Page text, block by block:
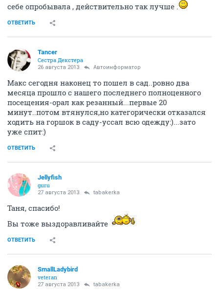
себе опробывала , действительно так лучше .
ОТВЕТИТЬ
Tancer
Сестра Декстера
26 августа 2013 Автоинформатор
Макс сегодня наконец то пошел в сад..ровно два
месяца прошло с нашего последнего полноценного
посещения-орал как резанный...первые 20
минут..потом втянулся,но категорически отказался
ходить на горшок в саду-уссал всю одежду:)...зато
уже спит:)
ОТВЕТИТЬ
Jellyfish
guru
27 августа 2013 tabakerka
Таня, спасибо!
Вы тоже выздоравливайте
ОТВЕТИТЬ
SmallLadybird
veteran
27 августа 2013 tabakerka